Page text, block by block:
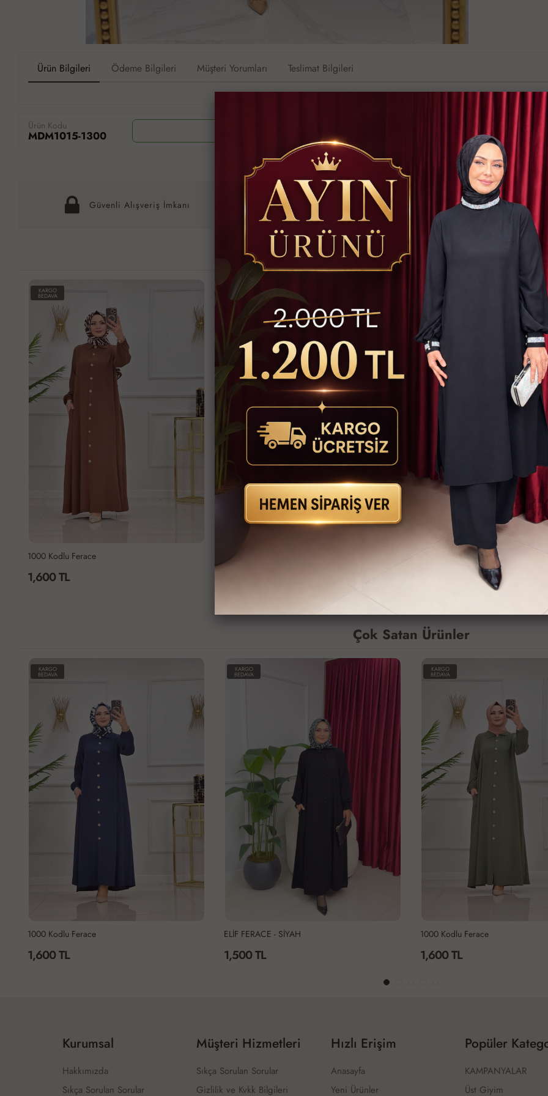
Ürün Bilgileri Ödeme Bilgileri Müşteri Yorumları Teslimat Bilgileri
Ürün Kodu
MDM1015-1300
Güvenli Alışveriş İmkanı Hızlı Kargo İmkanı Kredi Kartına
İlginizi Çekebilir
KARGO
BEDAVA
1000 Kodlu Ferace
1,600 TL
KARGO
BEDAVA
1000 Kodlu Ferace
KARGO
BEDAVA
1000 Kodlu Ferace
Çok Satan Ürünler
KARGO
BEDAVA
1000 Kodlu Ferace
1,600 TL
KARGO
BEDAVA
ELİF FERACE - SİYAH
1,500 TL
KARGO
BEDAVA
1000 Kodlu Ferace
1,600 TL
Kurumsal
Hakkımızda
Sıkça Sorulan Sorular
Müşteri Hizmetleri
Sıkça Sorulan Sorular
Gizlilik ve Kvkk Bilgileri
Hızlı Erişim
Anasayfa
Yeni Ürünler
Popüler
KAMPANYALAR
Üst Giyim